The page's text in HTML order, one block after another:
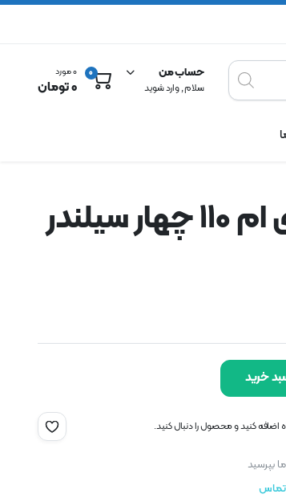
حساب من
سلام , وارد شوید
0 0 مورد
0تومان
خرید
اضافه کنید و محصول را دنبال کنید.
بپرسید